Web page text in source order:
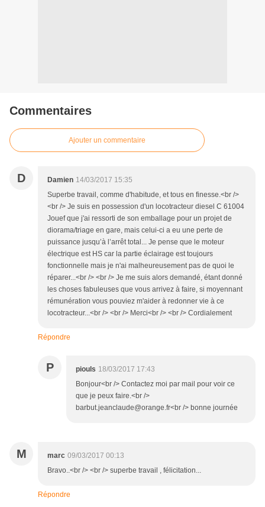
Commentaires
Ajouter un commentaire
D Damien 14/03/2017 15:35
Superbe travail, comme d'habitude, et tous en finesse.<br />
<br /> Je suis en possession d'un locotracteur diesel C 61004
Jouef que j'ai ressorti de son emballage pour un projet de
diorama/triage en gare, mais celui-ci a eu une perte de
puissance jusqu’à l’arrêt total... Je pense que le moteur
électrique est HS car la partie éclairage est toujours
fonctionnelle mais je n'ai malheureusement pas de quoi le
réparer...<br /> <br /> Je me suis alors demandé, étant donné
les choses fabuleuses que vous arrivez à faire, si moyennant
rémunération vous pouviez m'aider à redonner vie à ce
locotracteur...<br /> <br /> Merci<br /> <br /> Cordialement
Répondre
P piouls 18/03/2017 17:43
Bonjour<br /> Contactez moi par mail pour voir ce
que je peux faire.<br />
barbut.jeanclaude@orange.fr<br /> bonne journée
M marc 09/03/2017 00:13
Bravo..<br /> <br /> superbe travail , félicitation...
Répondre